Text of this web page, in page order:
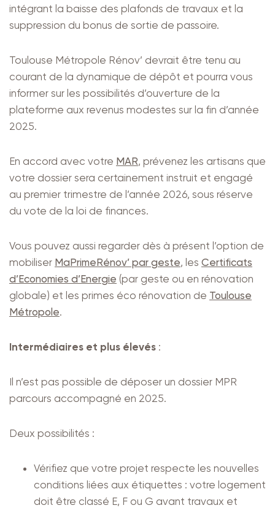
intégrant la baisse des plafonds de travaux et la
suppression du bonus de sortie de passoire.
Toulouse Métropole Rénov’ devrait être tenu au
courant de la dynamique de dépôt et pourra vous
informer sur les possibilités d’ouverture de la
plateforme aux revenus modestes sur la fin d’année
2025.
En accord avec votre MAR, prévenez les artisans que
votre dossier sera certainement instruit et engagé
au premier trimestre de l’année 2026, sous réserve
du vote de la loi de finances.
Vous pouvez aussi regarder dès à présent l’option de
mobiliser MaPrimeRénov’ par geste, les Certificats
d’Economies d’Energie (par geste ou en rénovation
globale) et les primes éco rénovation de Toulouse
Métropole.
Intermédiaires et plus élevés :
Il n’est pas possible de déposer un dossier MPR
parcours accompagné en 2025.
Deux possibilités :
Vérifiez que votre projet respecte les nouvelles
conditions liées aux étiquettes : votre logement
doit être classé E, F ou G avant travaux et